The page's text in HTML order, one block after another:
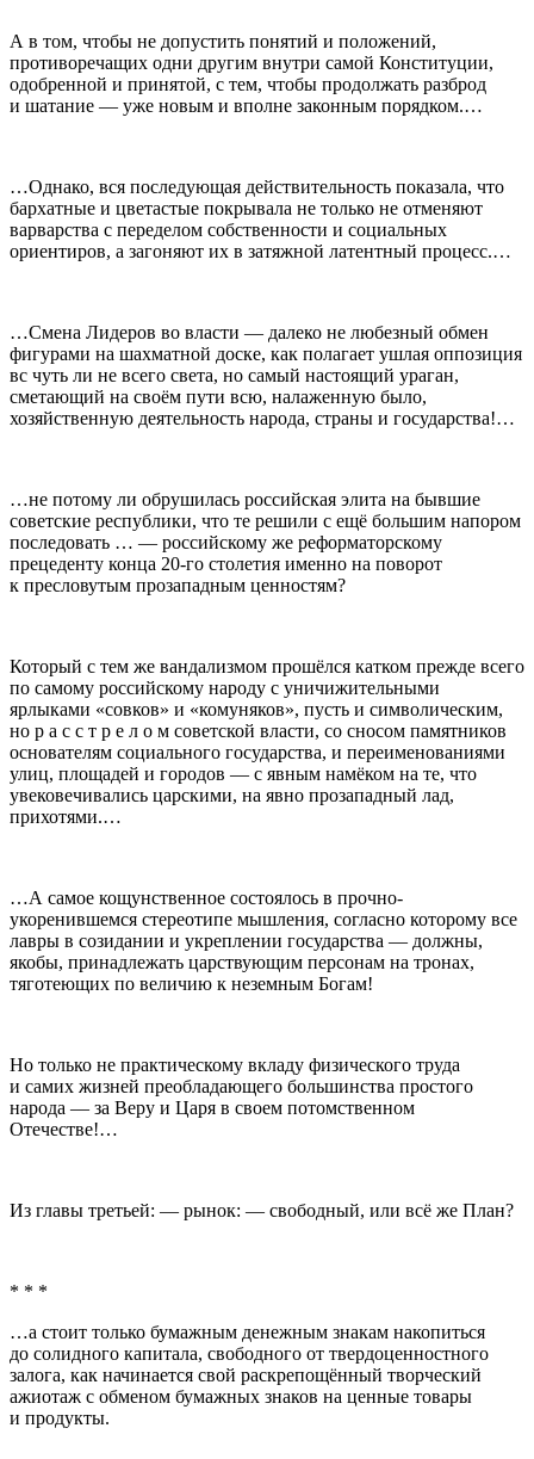
А в том, чтобы не допустить понятий и положений,
противоречащих одни другим внутри самой Конституции,
одобренной и принятой, с тем, чтобы продолжать разброд
и шатание — уже новым и вполне законным порядком.…
…Однако, вся последующая действительность показала, что
бархатные и цветастые покрывала не только не отменяют
варварства с переделом собственности и социальных
ориентиров, а загоняют их в затяжной латентный процесс.…
…Смена Лидеров во власти — далеко не любезный обмен
фигурами на шахматной доске, как полагает ушлая оппозиция
вс чуть ли не всего света, но самый настоящий ураган,
сметающий на своём пути всю, налаженную было,
хозяйственную деятельность народа, страны и государства!…
…не потому ли обрушилась российская элита на бывшие
советские республики, что те решили с ещё большим напором
последовать … — российскому же реформаторскому
прецеденту конца 20-го столетия именно на поворот
к пресловутым прозападным ценностям?
Который с тем же вандализмом прошёлся катком прежде всего
по самому российскому народу с уничижительными
ярлыками «совков» и «комуняков», пусть и символическим,
но р а с с т р е л о м советской власти, со сносом памятников
основателям социального государства, и переименованиями
улиц, площадей и городов — с явным намёком на те, что
увековечивались царскими, на явно прозападный лад,
прихотями.…
…А самое кощунственное состоялось в прочно-
укоренившемся стереотипе мышления, согласно которому все
лавры в созидании и укреплении государства — должны,
якобы, принадлежать царствующим персонам на тронах,
тяготеющих по величию к неземным Богам!
Но только не практическому вкладу физического труда
и самих жизней преобладающего большинства простого
народа — за Веру и Царя в своем потомственном
Отечестве!…
Из главы третьей: — рынок: — свободный, или всё же План?
* * *
…а стоит только бумажным денежным знакам накопиться
до солидного капитала, свободного от твердоценностного
залога, как начинается свой раскрепощённый творческий
ажиотаж с обменом бумажных знаков на ценные товары
и продукты.